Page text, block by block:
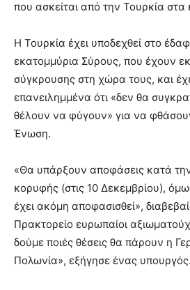
που ασκείται από την Τουρκία στα
Η Τουρκία έχει υποδεχθεί στο
εκατομμύρια Σύρους, που έχουν
σύγκρουσης στη χώρα τους, και
επανειλημμένα ότι «δεν θα
θέλουν να φύγουν» για να
Ένωση.
«Θα υπάρξουν αποφάσεις κατά
κορυφής (στις 10 Δεκεμβρίου),
έχει ακόμη αποφασισθεί»,
Πρακτορείο ευρωπαίοι
δούμε ποιές θέσεις θα πάρουν η
Πολωνία», εξήγησε ένας υπουργός.